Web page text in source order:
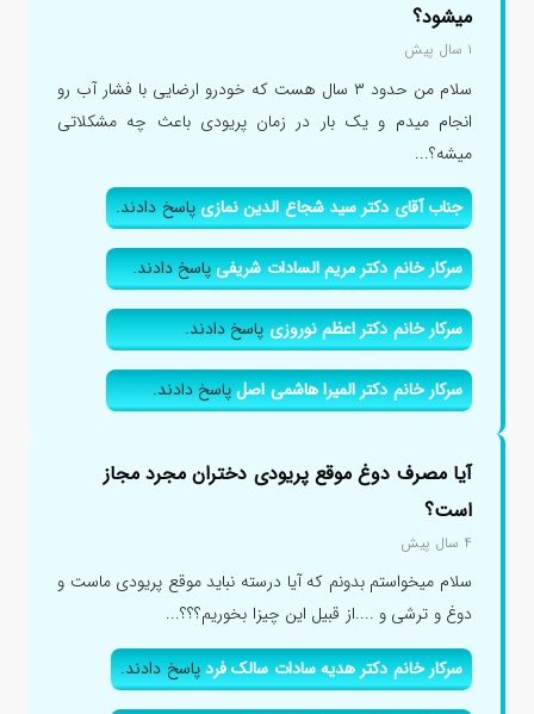
میشود؟
۱ سال پیش
سلام من حدود ۳ سال هست که خودرو ارضایی با فشار آب رو
انجام میدم و یک بار در زمان پریودی باعث چه مشکلاتی
میشه؟...
جناب آقای دکتر سید شجاع الدین نمازیپاسخ دادند.
سرکار خانم دکتر مریم السادات شریفیپاسخ دادند.
سرکار خانم دکتر اعظم نوروزیپاسخ دادند.
سرکار خانم دکتر المیرا هاشمی اصلپاسخ دادند.
آیا مصرف دوغ موقع پریودی دختران مجرد مجاز
است؟
۴ سال پیش
سلام میخواستم بدونم که آیا درسته نباید موقع پریودی ماست و
دوغ و ترشی و ....از قبیل این چیزا بخوریم؟؟؟...
سرکار خانم دکتر هدیه سادات سالک فردپاسخ دادند.